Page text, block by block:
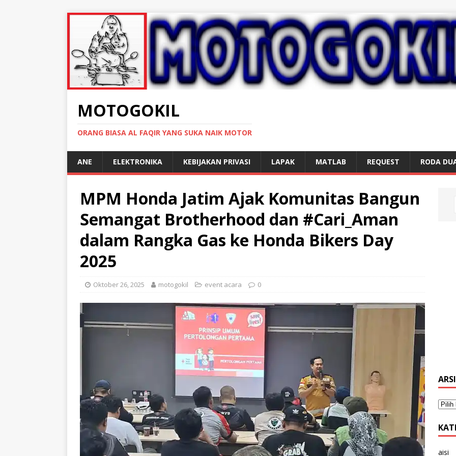
MOTOGOKIL
ORANG BIASA AL FAQIR YANG SUKA NAIK MOTOR
ANE ELEKTRONIKA KEBIJAKAN PRIVASI LAPAK MATLAB REQUEST RODA
MPM Honda Jatim Ajak Komunitas Bangun
Semangat Brotherhood dan #Cari_Aman
dalam Rangka Gas ke Honda Bikers Day
2025
Oktober 26, 2025 motogokil event acara 0
aisi